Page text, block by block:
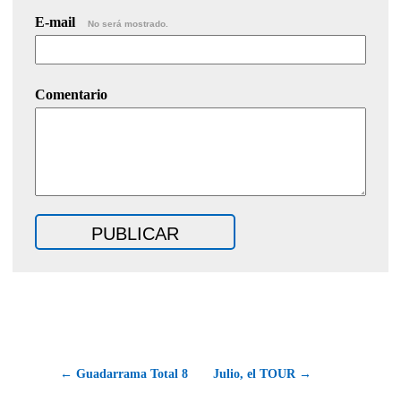
E-mail No será mostrado.
Comentario
← Guadarrama Total 8 Julio, el TOUR →